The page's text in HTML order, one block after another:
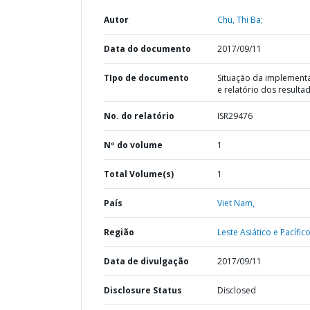
Autor Chu, Thi Ba;
Data do documento 2017/09/11
TIpo de documento
Situação da
e relatório dos
No. do relatório ISR29476
Nº do volume 1
Total Volume(s) 1
País Viet Nam,
Região Leste Asiático e
Data de divulgação 2017/09/11
Disclosure Status Disclosed